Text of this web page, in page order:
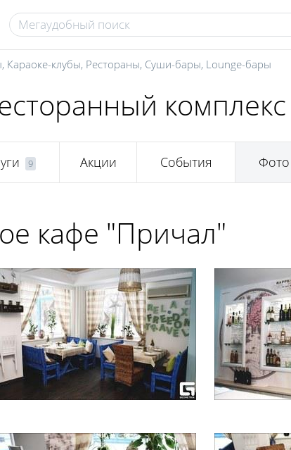
, Караоке-клубы, Рестораны, Суши-бары, Lounge-бары
комплекс
9 Акции События Фото
кафе "Причал"